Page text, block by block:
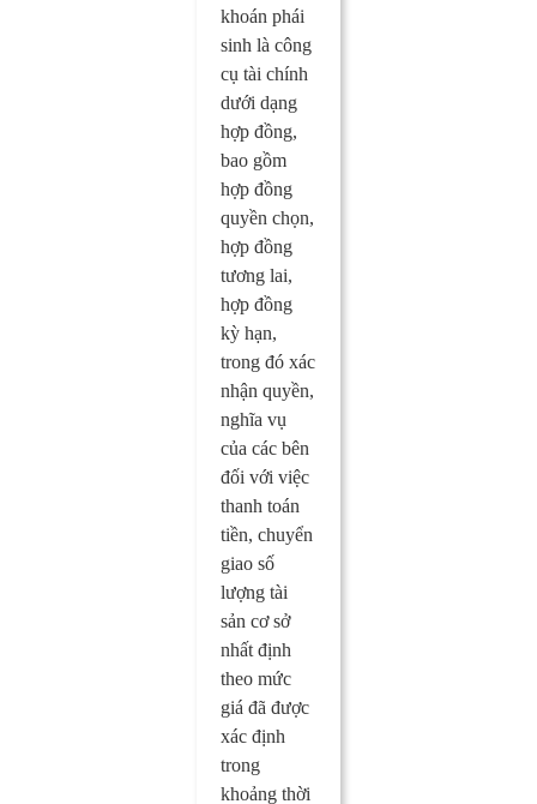
khoán phái
sinh là công
cụ tài chính
dưới dạng
hợp đồng,
bao gồm
hợp đồng
quyền chọn,
hợp đồng
tương lai,
hợp đồng
kỳ hạn,
trong đó xác
nhận quyền,
nghĩa vụ
của các bên
đối với việc
thanh toán
tiền, chuyển
giao số
lượng tài
sản cơ sở
nhất định
theo mức
giá đã được
xác định
trong
khoảng thời